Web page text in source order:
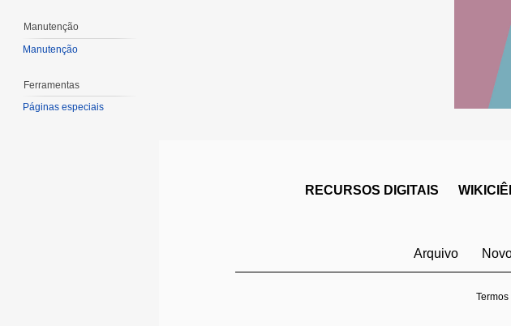
Manutenção
Manutenção
Ferramentas
Páginas especiais
RECURSOS DIGITAIS
Arquivo